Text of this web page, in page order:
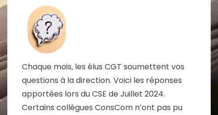
Chaque mois, les élus CGT soumettent vos
questions à la direction. Voici les réponses
apportées lors du CSE de Juillet 2024.
Certains collègues ConsCom n’ont pas pu